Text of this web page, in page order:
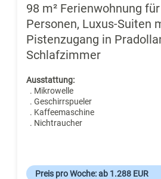
98 m² Ferienwohnung
Personen, Luxus-Suiten
Pistenzugang in
Schlafzimmer
Ausstattung:
. Mikrowelle
. Geschirrspueler
. Kaffeemaschine
. Nichtraucher
Preis pro Woche: ab 1.288 EUR